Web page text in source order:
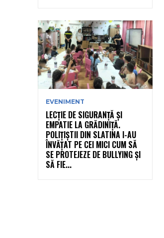
EVENIMENT
LECȚIE DE SIGURANȚĂ ȘI
EMPATIE LA GRĂDINIȚĂ.
POLIȚIȘTII DIN SLATINA I-AU
ÎNVĂȚAT PE CEI MICI CUM SĂ
SE PROTEJEZE DE BULLYING ȘI
SĂ FIE...